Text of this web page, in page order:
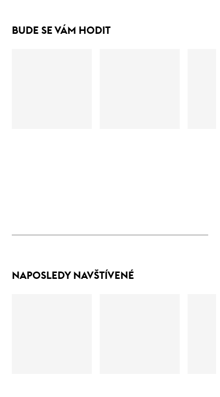
BUDE SE VÁM HODIT
NAPOSLEDY NAVŠTÍVENÉ